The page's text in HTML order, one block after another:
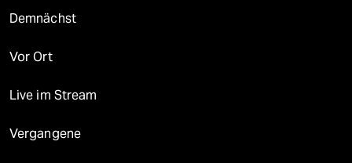
Demnächst
Vor Ort
Live im Stream
Vergangene